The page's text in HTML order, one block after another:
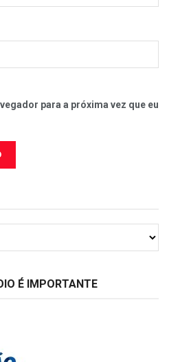
para a próxima vez que eu
É IMPORTANTE